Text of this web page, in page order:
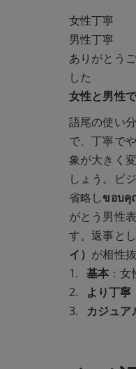
女性丁寧
男性丁寧
ありがとう
した
女性と男性
語尾の使い
で、丁寧で
象が大きく
しょう。ビ
省略しขอบ
がとう男性
す。返事と
イ） が相性
基本 ：
より丁寧
カジュア